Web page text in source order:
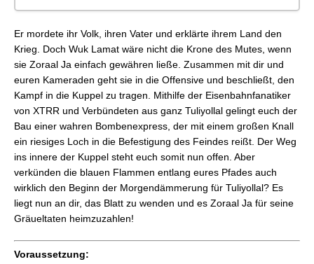
FFXIV: Dungeon Guide – Ihuykatumu
FFXIV: Dungeon Guide – Worqor Zormor
FFXIV: Dungeon Guide – Himmelstiefer Cenote
FFXIV: Dungeon Guide – Der Außenposten
FFXIV: Dungeon Guide – Origenik
FFXIV: Dungeon Guide – Alexandria
FFXIV: Dungeon Guide – Forschungsstation
Yuweyawata
FFXIV: Dungeon Guide – Unterfried-Ruinen
FFXIV: Dungeon Guide – Das Meso-System
FFXIV: Dungeon Guide – Die Nebeltrift
FFXIV: Dungeon Guide – Das Klyteum
Er mordete ihr Volk, ihren Vater und erklärte ihrem Land den
Krieg. Doch Wuk Lamat wäre nicht die Krone des Mutes, wenn
sie Zoraal Ja einfach gewähren ließe. Zusammen mit dir und
euren Kameraden geht sie in die Offensive und beschließt, den
Kampf in die Kuppel zu tragen. Mithilfe der Eisenbahnfanatiker
von XTRR und Verbündeten aus ganz Tuliyollal gelingt euch der
Bau einer wahren Bombenexpress, der mit einem großen Knall
ein riesiges Loch in die Befestigung des Feindes reißt. Der Weg
ins innere der Kuppel steht euch somit nun offen. Aber
verkünden die blauen Flammen entlang eures Pfades auch
wirklich den Beginn der Morgendämmerung für Tuliyollal? Es
liegt nun an dir, das Blatt zu wenden und es Zoraal Ja für seine
Gräueltaten heimzuzahlen!
Voraussetzung: